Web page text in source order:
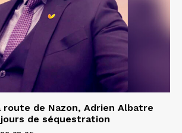
route de Nazon, Adrien Albatre
de séquestration